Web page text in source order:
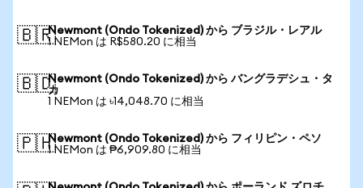
🇧🇷Newmont (Ondo Tokenized) から ブラジル・レアル
1 NEMon は R$580.20 に相当
🇧🇩Newmont (Ondo Tokenized) から バングラデシュ・タ
カ
1 NEMon は ৳14,048.70 に相当
🇵🇭Newmont (Ondo Tokenized) から フィリピン・ペソ
1 NEMon は ₱6,909.80 に相当